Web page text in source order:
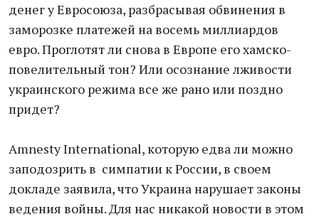
денег у Евросоюза, разбрасывая обвинения в
заморозке платежей на восемь миллиардов
евро. Проглотят ли снова в Европе его хамско-
повелительный тон? Или осознание лживости
украинского режима все же рано или поздно
придет?
Amnesty International, которую едва ли можно
заподозрить в симпатии к России, в своем
докладе заявила, что Украина нарушает законы
ведения войны. Для нас никакой новости в этом